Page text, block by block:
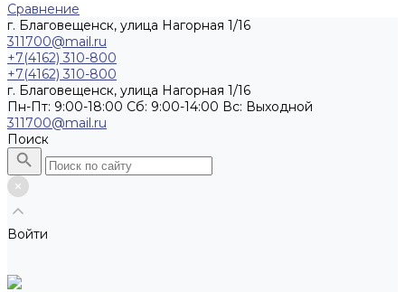
Сравнение
г. Благовещенск, улица Нагорная 1/16
311700@mail.ru
+7(4162) 310-800
+7(4162) 310-800
г. Благовещенск, улица Нагорная 1/16
Пн-Пт: 9:00-18:00 Cб: 9:00-14:00 Вс: Выходной
311700@mail.ru
Поиск
Войти